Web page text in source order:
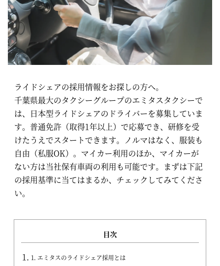
ライドシェアの採用情報をお探しの方へ。
千葉県最大のタクシーグループのエミタスタクシーで
は、日本型ライドシェアのドライバーを募集していま
す。普通免許（取得1年以上）で応募でき、研修を受
けたうえでスタートできます。ノルマはなく、服装も
自由（私服OK）。マイカー利用のほか、マイカーが
ない方は当社保有車両の利用も可能です。まずは下記
の採用基準に当てはまるか、チェックしてみてくださ
い。
目次
1. エミタスのライドシェア採用とは